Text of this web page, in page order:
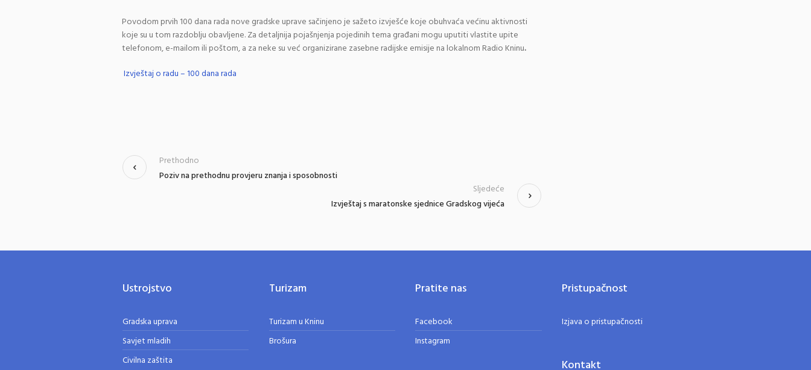
Povodom prvih 100 dana rada nove gradske uprave sačinjeno je sažeto izvješće koje obuhvaća većinu aktivnosti
koje su u tom razdoblju obavljene. Za detaljnija pojašnjenja pojedinih tema građani mogu uputiti vlastite upite
telefonom, e-mailom ili poštom, a za neke su već organizirane zasebne radijske emisije na lokalnom Radio Kninu.
Izvještaj o radu – 100 dana rada
Poziv na prethodnu provjeru znanja i sposobnosti
Prethodno
Izvještaj s maratonske sjednice Gradskog vijeća
Sljedeće
Ustrojstvo
Gradska uprava
Savjet mladih
Civilna zaštita
Turizam
Turizam u Kninu
Brošura
Pratite nas
Facebook
Instagram
Pristupačnost
Izjava o pristupačnosti
Kontakt